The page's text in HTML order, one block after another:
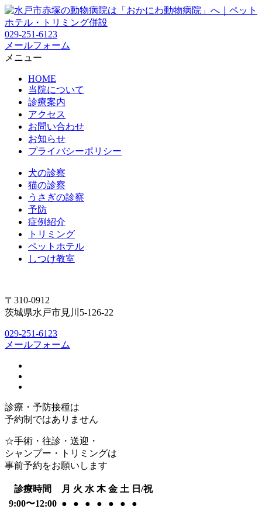
029-251-6123
メールフォーム
メニュー
HOME
当院について
診療案内
アクセス
お問い合わせ
お知らせ
プライバシーポリシー
犬の診察
猫の診察
うさぎの診察
予防
症例紹介
トリミング
ペットホテル
しつけ教室
〒310-0912
茨城県水戸市見川5-126-22
029-251-6123
メールフォーム
診療・予防接種は
予約制ではありません
☆手術・往診・送迎・
シャンプー・トリミングは
事前予約をお願いします
診療時間 月 火 水 木 金 土 日/祝
9:00〜12:00 ● ● ● ● ● ●
●